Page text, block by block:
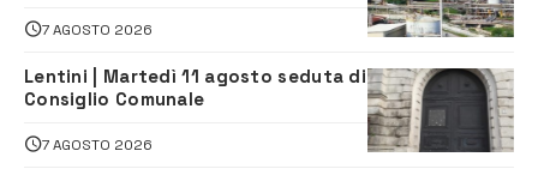
7 AGOSTO 2026
Lentini | Martedì 11 agosto seduta di
Consiglio Comunale
7 AGOSTO 2026